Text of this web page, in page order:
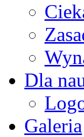
Dla
Galeria